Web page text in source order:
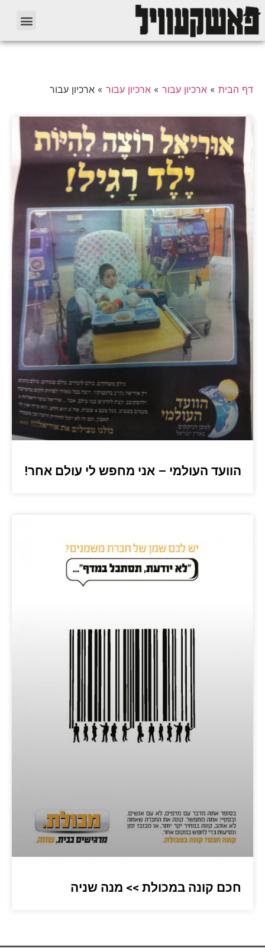
דף הבית » ארכיון עבור » ארכיון עבור » ארכיון עבור
הוועד העולמי – אני מחפש לי עולם אחר!
חכם קונה במכולת >> מנה שניה